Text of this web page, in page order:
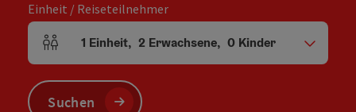
Einheit / Reiseteilnehmer
Einheitenanzahl und Personenfelder
1 Einheit, 2 Erwachsene, 0 Kinder
Suchen